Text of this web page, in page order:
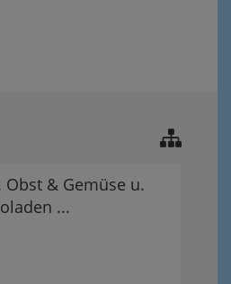
Obst & Gemüse u.
...